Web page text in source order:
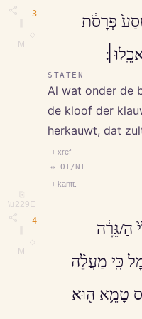
M
3
⎘
\u229E
M
פְּרָסֹ֔ת
STATEN
Al wat onder de
de kloof der
herkauwt, dat
+ xref
↔ OT/NT
+ kantt.
4
הַ/גֵּרָ֔ה
כִּֽי מַעֲלֵ֨ה
טָמֵ֥א ה֖וּא